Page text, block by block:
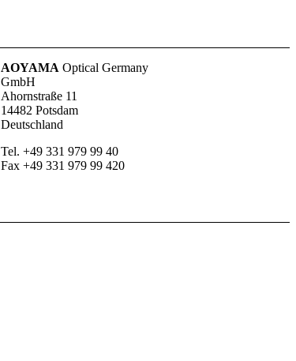
AOYAMA Optical Germany
GmbH
Ahornstraße 11
14482 Potsdam
Deutschland
Tel. +49 331 979 99 40
Fax +49 331 979 99 420